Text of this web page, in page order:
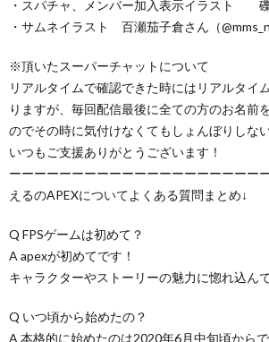
・スパチャ、メンバー加入表示イラスト 礫
・サムネイラスト 百瀬茄子倉さん（
※頂いたスーパーチャットについて
リアルタイムで確認できた時にはリアルタイ
りますが、毎回配信最後に全ての方のお名前
のでその時に気付けなくてもしょんぼりしな
いつもご支援ありがとうございます！
ーーーーーーーーーーーーーーーーーーーー
えるのAPEXについてよくある質問まとめ↓
Q FPSゲームは初めて？
A apexが初めてです！
キャラクターやストーリーの魅力に惚れ込ん
Q いつ頃から始めたの？
A 本格的に始めたのは2020年6月中旬頃から